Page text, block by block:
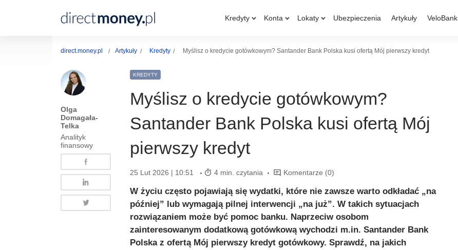
Kredyty Konta Lokaty Ubezpieczenia Artykuły VeloBank
direct.money.pl Artykuły Kredyty Myślisz o kredycie gotówkowym? Santander Bank Polska kusi ofertą Mój pierwszy kredyt
Olga
Domagała-
Telka
Analityk
finansowy
KREDYTY
Myślisz o kredycie gotówkowym?
Santander Bank Polska kusi ofertą Mój
pierwszy kredyt
25 Lut 2026 | 10:51 4 min. czytania Komentarze (0)
W życiu często pojawiają się wydatki, które nie zawsze warto odkładać „na
później” lub wymagają pilnej interwencji „na już”. W takich sytuacjach
rozwiązaniem może być pomoc banku. Naprzeciw osobom
zainteresowanym dodatkową gotówkową wychodzi m.in. Santander Bank
Polska z ofertą Mój pierwszy kredyt gotówkowy. Sprawdź, na jakich